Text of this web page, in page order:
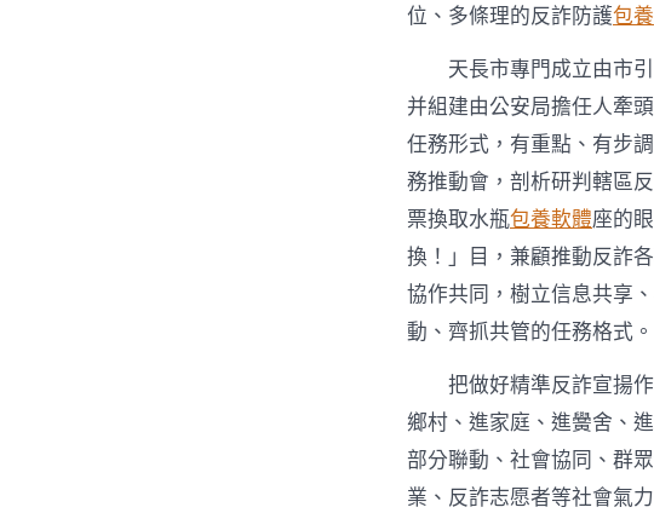
位、多條理的反詐防護包養
天長市專門成立由市
并組建由公安局擔任人牽
任務形式，有重點、有步
務推動會，剖析研判轄區
票換取水瓶包養軟體座的
換！」目，兼顧推動反詐
協作共同，樹立信息共享
動、齊抓共管的任務格式。
把做好精準反詐宣揚
鄉村、進家庭、進黌舍、
部分聯動、社會協同、群
業、反詐志愿者等社會氣